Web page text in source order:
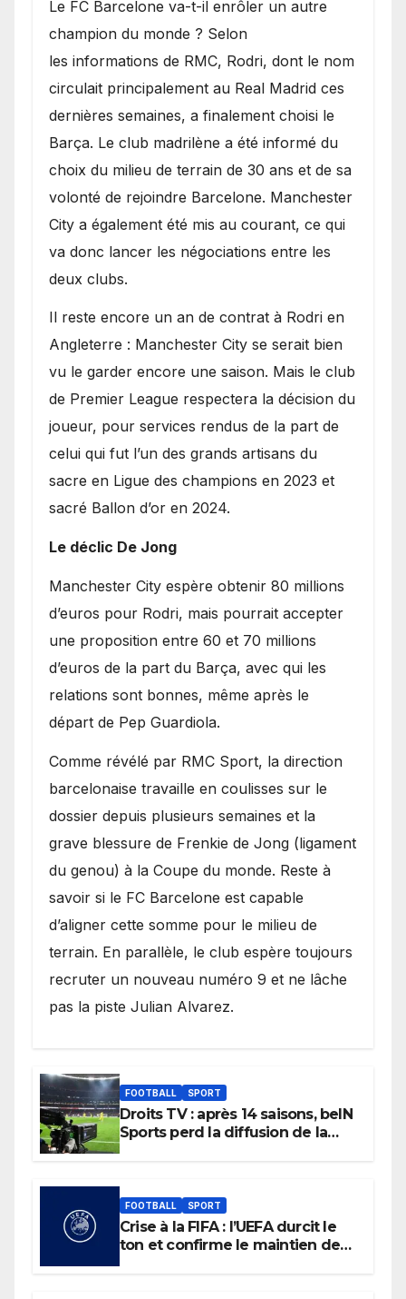
​Le FC Barcelone va-t-il enrôler un autre
champion du monde ? Selon
les informations de RMC, Rodri, dont le nom
circulait principalement au Real Madrid ces
dernières semaines, a finalement choisi le
Barça. Le club madrilène a été informé du
choix du milieu de terrain de 30 ans et de sa
volonté de rejoindre Barcelone. Manchester
City a également été mis au courant, ce qui
va donc lancer les négociations entre les
deux clubs.
​Il reste encore un an de contrat à Rodri en
Angleterre : Manchester City se serait bien
vu le garder encore une saison. Mais le club
de Premier League respectera la décision du
joueur, pour services rendus de la part de
celui qui fut l’un des grands artisans du
sacre en Ligue des champions en 2023 et
sacré Ballon d’or en 2024.
Le déclic De Jong
​Manchester City espère obtenir 80 millions
d’euros pour Rodri, mais pourrait accepter
une proposition entre 60 et 70 millions
d’euros de la part du Barça, avec qui les
relations sont bonnes, même après le
départ de Pep Guardiola.
​Comme révélé par RMC Sport, la direction
barcelonaise travaille en coulisses sur le
dossier depuis plusieurs semaines et la
grave blessure de Frenkie de Jong (ligament
du genou) à la Coupe du monde. Reste à
savoir si le FC Barcelone est capable
d’aligner cette somme pour le milieu de
terrain. En parallèle, le club espère toujours
recruter un nouveau numéro 9 et ne lâche
pas la piste Julian Alvarez.
FOOTBALL SPORT
Droits TV : après 14 saisons, beIN
Sports perd la diffusion de la
FOOTBALL SPORT
Crise à la FIFA : l’UEFA durcit le
ton et confirme le maintien de